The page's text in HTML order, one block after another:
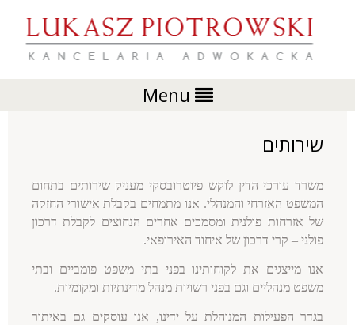
Menu
שירותים
משרד עורכי הדין לוקש פיוטרובסקי מעניק שירותים בתחום
המשפט האזרחי והמנהלי. אנו מתמחים בקבלת אישורי החזקה
של אזרחות פולנית ומסמכים אחרים הנחוצים לקבלת דרכון
פולני – קרי דרכון של איחוד האירופאי.
אנו מייצגים את לקוחותינו בפני בתי משפט פומביים ובתי
משפט מנהליים וגם בפני רשויות מנהל מדינתיות ומקומיות.
בגדר הפעילות המנוהלת על ידינו, אנו עוסקים גם באיתור